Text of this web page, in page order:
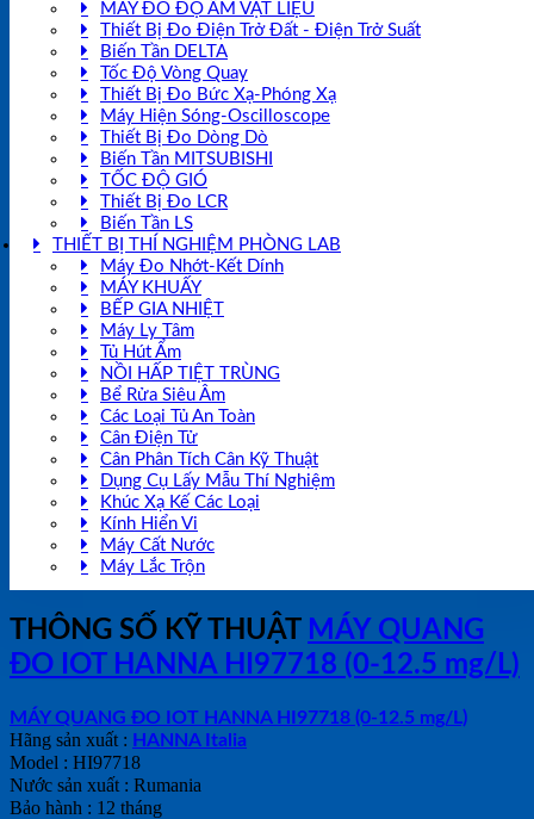
MÁY ĐO ĐỘ ẨM VẬT LIỆU
Thiết Bị Đo Điện Trở Đất - Điện Trở Suất
Biến Tần DELTA
Tốc Độ Vòng Quay
Thiết Bị Đo Bức Xạ-Phóng Xạ
Máy Hiện Sóng-Oscilloscope
Thiết Bị Đo Dòng Dò
Biến Tần MITSUBISHI
TỐC ĐỘ GIÓ
Thiết Bị Đo LCR
Biến Tần LS
THIẾT BỊ THÍ NGHIỆM PHÒNG LAB
Máy Đo Nhớt-Kết Dính
MÁY KHUẤY
BẾP GIA NHIỆT
Máy Ly Tâm
Tủ Hút Ẩm
NỒI HẤP TIỆT TRÙNG
Bể Rửa Siêu Âm
Các Loại Tủ An Toàn
Cân Điện Tử
Cân Phân Tích Cân Kỹ Thuật
Dụng Cụ Lấy Mẫu Thí Nghiệm
Khúc Xạ Kế Các Loại
Kính Hiển Vi
Máy Cất Nước
Máy Lắc Trộn
THÔNG SỐ KỸ THUẬT MÁY QUANG
ĐO IOT HANNA HI97718 (0-12.5 mg/L)
MÁY QUANG ĐO IOT HANNA HI97718 (0-12.5 mg/L)
Hãng sản xuất : HANNA Italia
Model : HI97718
Nước sản xuất : Rumania
Bảo hành : 12 tháng